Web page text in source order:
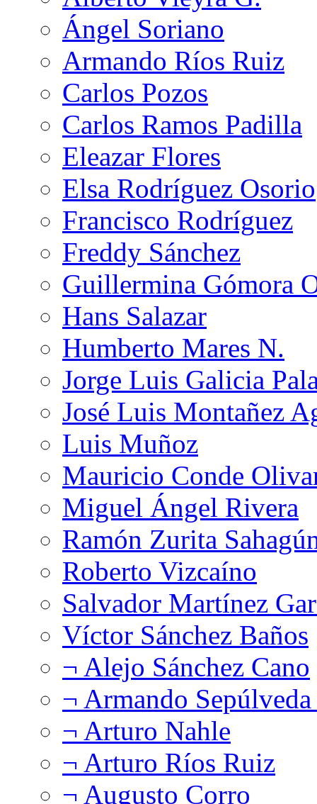
Ángel Soriano
Armando Ríos Ruiz
Carlos Pozos
Carlos Ramos Padilla
Eleazar Flores
Elsa Rodríguez Osorio
Francisco Rodríguez
Freddy Sánchez
Guillermina Gómora
Hans Salazar
Humberto Mares N.
Jorge Luis Galicia
José Luis Montañez
Luis Muñoz
Mauricio Conde
Miguel Ángel Rivera
Ramón Zurita
Roberto Vizcaíno
Salvador Martínez
Víctor Sánchez Baños
¬ Alejo Sánchez Cano
¬ Armando
¬ Arturo Nahle
¬ Arturo Ríos Ruiz
¬ Augusto Corro